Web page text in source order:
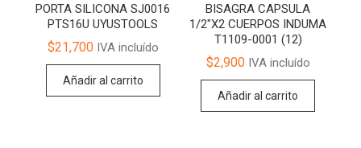
PORTA SILICONA SJ0016
PTS16U UYUSTOOLS
$21,700IVA incluído
Añadir al carrito
BISAGRA CAPSULA
1/2″X2 CUERPOS INDUMA
T1109-0001 (12)
$2,900IVA incluído
Añadir al carrito